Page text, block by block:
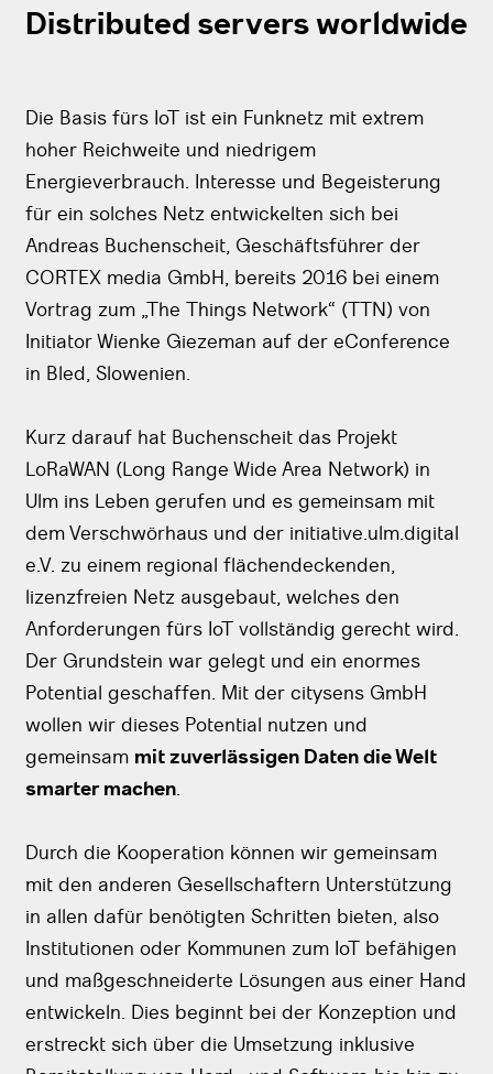
Distributed servers worldwide
Die Basis fürs IoT ist ein Funknetz mit extrem
hoher Reichweite und niedrigem
Energieverbrauch. Interesse und Begeisterung
für ein solches Netz entwickelten sich bei
Andreas Buchenscheit, Geschäftsführer der
CORTEX media GmbH, bereits 2016 bei einem
Vortrag zum „The Things Network“ (TTN) von
Initiator Wienke Giezeman auf der eConference
in Bled, Slowenien.
Kurz darauf hat Buchenscheit das Projekt
LoRaWAN (Long Range Wide Area Network) in
Ulm ins Leben gerufen und es gemeinsam mit
dem Verschwörhaus und der initiative.ulm.digital
e.V. zu einem regional flächendeckenden,
lizenzfreien Netz ausgebaut, welches den
Anforderungen fürs IoT vollständig gerecht wird.
Der Grundstein war gelegt und ein enormes
Potential geschaffen. Mit der citysens GmbH
wollen wir dieses Potential nutzen und
gemeinsam mit zuverlässigen Daten die Welt
smarter machen.
Durch die Kooperation können wir gemeinsam
mit den anderen Gesellschaftern Unterstützung
in allen dafür benötigten Schritten bieten, also
Institutionen oder Kommunen zum IoT befähigen
und maßgeschneiderte Lösungen aus einer Hand
entwickeln. Dies beginnt bei der Konzeption und
erstreckt sich über die Umsetzung inklusive